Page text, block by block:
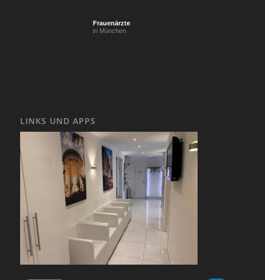
Frauenärzte
in München
LINKS UND APPS